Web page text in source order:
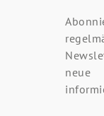
neue